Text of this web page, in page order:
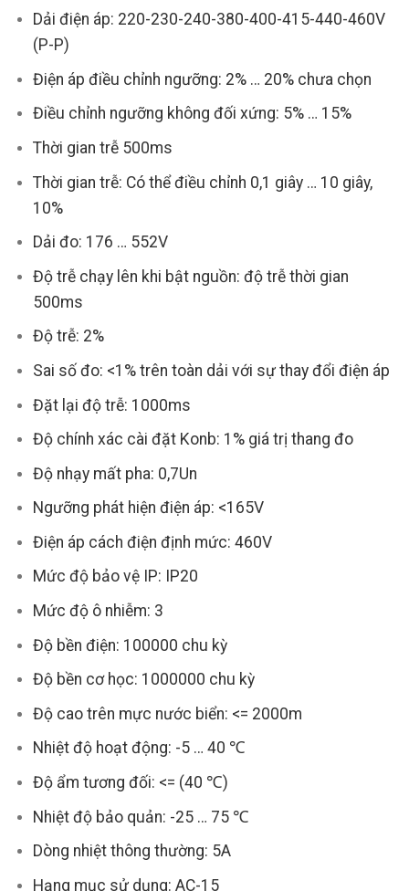
Dải điện áp: 220-230-240-380-400-415-440-460V
(P-P)
Điện áp điều chỉnh ngưỡng: 2% … 20% chưa chọn
Điều chỉnh ngưỡng không đối xứng: 5% … 15%
Thời gian trễ 500ms
Thời gian trễ: Có thể điều chỉnh 0,1 giây … 10 giây,
10%
Dải đo: 176 … 552V
Độ trễ chạy lên khi bật nguồn: độ trễ thời gian
500ms
Độ trễ: 2%
Sai số đo: <1% trên toàn dải với sự thay đổi điện áp
Đặt lại độ trễ: 1000ms
Độ chính xác cài đặt Konb: 1% giá trị thang đo
Độ nhạy mất pha: 0,7Un
Ngưỡng phát hiện điện áp: <165V
Điện áp cách điện định mức: 460V
Mức độ bảo vệ IP: IP20
Mức độ ô nhiễm: 3
Độ bền điện: 100000 chu kỳ
Độ bền cơ học: 1000000 chu kỳ
Độ cao trên mực nước biển: <= 2000m
Nhiệt độ hoạt động: -5 … 40 ℃
Độ ẩm tương đối: <= (40 ℃)
Nhiệt độ bảo quản: -25 … 75 ℃
Dòng nhiệt thông thường: 5A
Hạng mục sử dụng: AC-15